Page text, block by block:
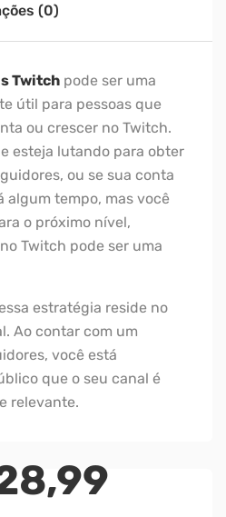
(0)
Twitch pode ser uma
útil para pessoas que
ou crescer no Twitch.
esteja lutando para obter
ou se sua conta
algum tempo, mas você
o próximo nível,
Twitch pode ser uma
estratégia reside no
Ao contar com um
você está
que o seu canal é
relevante.